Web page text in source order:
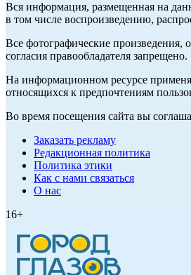
Вся информация, размещенная на
в том числе воспроизведению,
Все фотографические произведения,
согласия правообладателя запрещено.
На информационном ресурсе
относящихся к предпочтениям
Во время посещения сайта вы
Заказать рекламу
Редакционная политика
Политика этики
Как с нами связаться
О нас
16+